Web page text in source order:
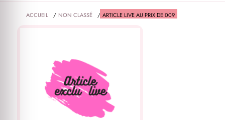
ACCUEIL / NON CLASSÉ / ARTICLE LIVE AU PRIX DE 009